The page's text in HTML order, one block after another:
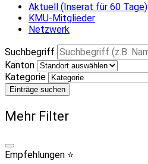
Aktuell (Inserat für 60 Tage)
KMU-Mitglieder
Netzwerk
Suchbegriff
Kanton
Kategorie
Einträge suchen
Mehr Filter
Empfehlungen ⭐